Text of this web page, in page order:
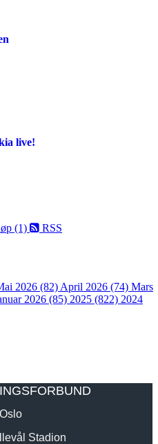
live!
(1) RSS
2026 (82) April 2026 (74) Mars
2026 (85) 2025 (822) 2024
Stadion